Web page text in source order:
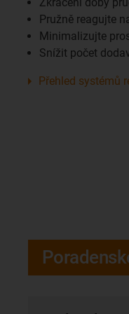
Pružně reagujte
Minimalizujte
Snížit počet
Přehled systémů